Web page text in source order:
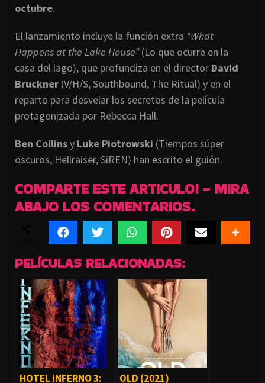
octubre.
El lanzamiento incluye la función extra “What
Happens at the Lake House”(Lo que ocurre en la
casa del lago), que profundiza en el director David
Bruckner (V/H/S, Southbound, The Ritual) y en el
reparto para desvelar los secretos de la película
protagonizada por Rebecca Hall.
Ben Collinsy Luke Piotrowski (Tiempos súper
oscuros, Hellraiser, SiREN) han escrito el guión.
COMPARTE ESTE ARTICULO! - MIRA
ABAJO LOS COMENTARIOS.
PELÍCULAS RELACIONADAS:
HOTEL INFERNO 3: OLD (2021)